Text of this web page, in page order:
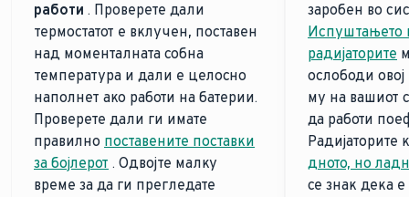
работи . Проверете дали
термостатот е вклучен, поставен
над моменталната собна
температура и дали е целосно
наполнет ако работи на батерии.
Проверете дали ги имате
правилно поставените поставки
за бојлерот . Одвојте малку
време за да ги прегледате
заробен во
Испуштањето
радијаторите
ослободи овој
му на вашиот
да работи
Радијаторите
дното, но
се знак дека